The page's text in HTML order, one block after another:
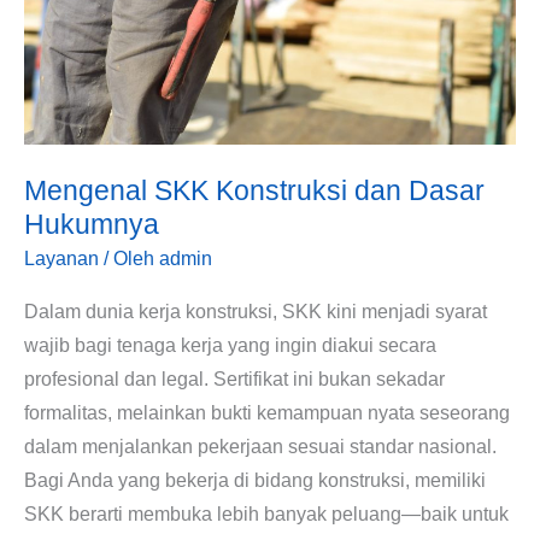
Mengenal SKK Konstruksi dan Dasar
Hukumnya
Layanan / Oleh admin
Dalam dunia kerja konstruksi, SKK kini menjadi syarat
wajib bagi tenaga kerja yang ingin diakui secara
profesional dan legal. Sertifikat ini bukan sekadar
formalitas, melainkan bukti kemampuan nyata seseorang
dalam menjalankan pekerjaan sesuai standar nasional.
Bagi Anda yang bekerja di bidang konstruksi, memiliki
SKK berarti membuka lebih banyak peluang—baik untuk
Dasar
Hukumnya